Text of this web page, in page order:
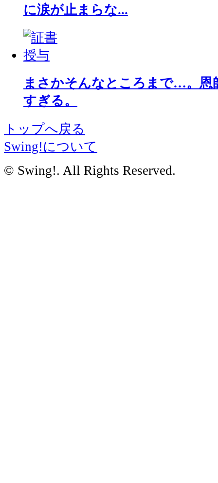
に涙が止まらな...
まさかそんなところまで…。恩
すぎる。
トップへ戻る
Swing!について
© Swing!. All Rights Reserved.